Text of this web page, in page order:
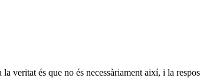
veritat és que no és necessàriament així, i la